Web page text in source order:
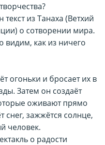
из Танаха (Ветхий
о сотворении мира.
видим, как из ничего
огоньки и бросает их в
Затем он создаёт
оживают прямо
снег, зажжётся солнце,
человек.
о радости